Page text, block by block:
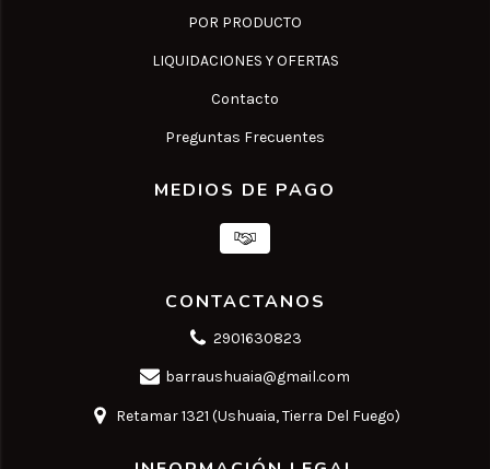
POR PRODUCTO
LIQUIDACIONES Y OFERTAS
Contacto
Preguntas Frecuentes
MEDIOS DE PAGO
CONTACTANOS
2901630823
barraushuaia@gmail.com
Retamar 1321 (Ushuaia, Tierra Del Fuego)